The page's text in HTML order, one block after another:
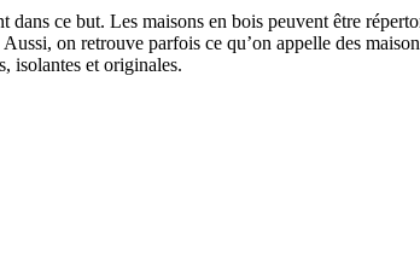
ce but. Les maisons en bois peuvent être
on retrouve parfois ce qu’on appelle des
isolantes et originales.